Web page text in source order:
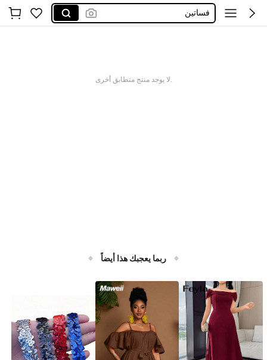
فساتين
.لا يوجد منتج متطابق أخرى
ربما يعجبك هذا أيضاً